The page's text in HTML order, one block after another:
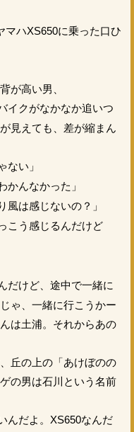
マハXS650に乗った口ひ
が高い男、
イクがなかなか追いつ
見えても、差が縮まん
ない」
かんなかった」
風は感じないの？」
こう感じるんだけど
だけど、途中で一緒に
ゃ、一緒に行こうかー
は土浦。それからあの
丘の上の「あけぼのの
の男は石川という名前
んだよ。XS650なんだ